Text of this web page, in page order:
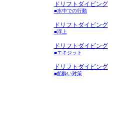
ドリフトダイビング
■水中での行動
ドリフトダイビング
■浮上
ドリフトダイビング
■エキジット
ドリフトダイビング
■船酔い対策